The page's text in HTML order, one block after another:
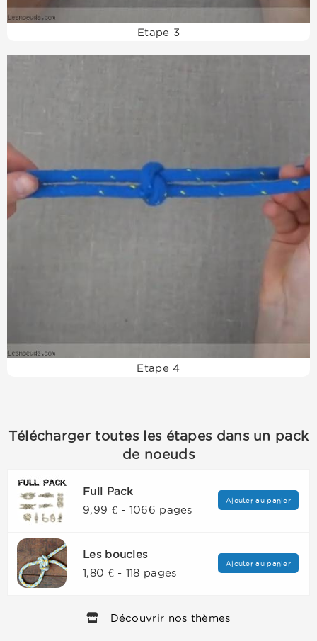
Etape 3
Etape 4
Télécharger toutes les étapes dans un pack
de noeuds
Full Pack
9,99 € - 1066 pages
Ajouter au panier
Les boucles
1,80 € - 118 pages
Ajouter au panier
Découvrir nos thèmes